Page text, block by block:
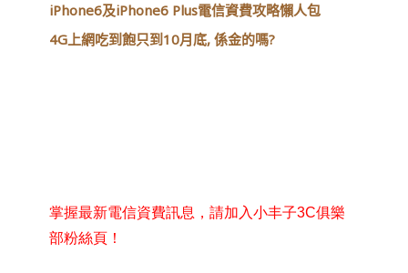
iPhone6及iPhone6 Plus電信資費攻略懶人包
4G上網吃到飽只到10月底, 係金的嗎?
掌握最新電信資費訊息，請加入小丰子3C俱樂
部粉絲頁！